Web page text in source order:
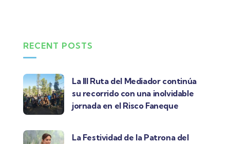
RECENT POSTS
La III Ruta del Mediador continúa
su recorrido con una inolvidable
jornada en el Risco Faneque
La Festividad de la Patrona del